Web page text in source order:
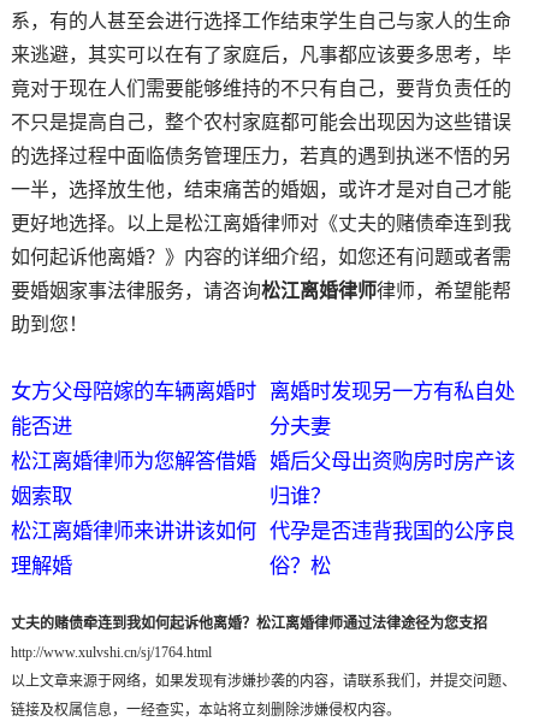
系，有的人甚至会进行选择工作结束学生自己与家人的生命
来逃避，其实可以在有了家庭后，凡事都应该要多思考，毕
竟对于现在人们需要能够维持的不只有自己，要背负责任的
不只是提高自己，整个农村家庭都可能会出现因为这些错误
的选择过程中面临债务管理压力，若真的遇到执迷不悟的另
一半，选择放生他，结束痛苦的婚姻，或许才是对自己才能
更好地选择。以上是松江离婚律师对《丈夫的赌债牵连到我
如何起诉他离婚？》内容的详细介绍，如您还有问题或者需
要婚姻家事法律服务，请咨询松江离婚律师律师，希望能帮
助到您！
女方父母陪嫁的车辆离婚时
能否进
离婚时发现另一方有私自处
分夫妻
松江离婚律师为您解答借婚
姻索取
婚后父母出资购房时房产该
归谁？
松江离婚律师来讲讲该如何
理解婚
代孕是否违背我国的公序良
俗？松
丈夫的赌债牵连到我如何起诉他离婚？松江离婚律师通过法律途径为您支招
http://www.xulvshi.cn/sj/1764.html
以上文章来源于网络，如果发现有涉嫌抄袭的内容，请联系我们，并提交问题、
链接及权属信息，一经查实，本站将立刻删除涉嫌侵权内容。